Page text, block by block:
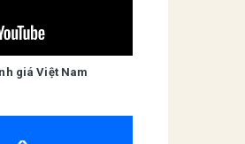
giá Việt Nam